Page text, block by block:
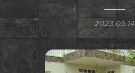
2023.05.14